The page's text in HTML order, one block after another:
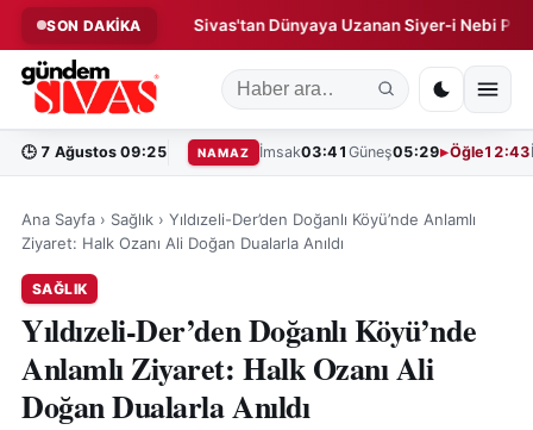
SON DAKİKA
◆ Sivas'tan Dünyaya Uzanan Siyer-i Nebi Projesi!
🕒 7 Ağustos 09:25 NAMAZ İmsak03:41 Güneş05:29 Öğle12:43
Ana Sayfa › Sağlık › Yıldızeli-Der’den Doğanlı Köyü’nde Anlamlı
Ziyaret: Halk Ozanı Ali Doğan Dualarla Anıldı
SAĞLIK
Yıldızeli-Der’den Doğanlı Köyü’nde
Anlamlı Ziyaret: Halk Ozanı Ali
Doğan Dualarla Anıldı